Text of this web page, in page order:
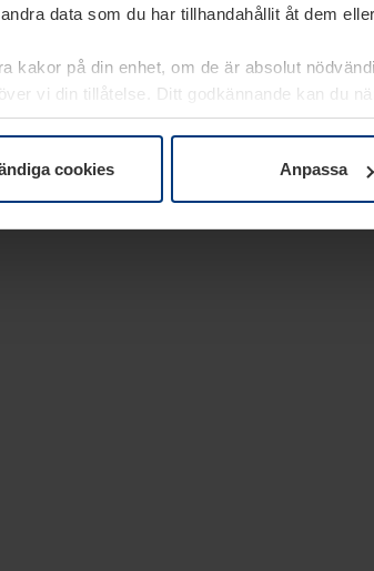
data som du har tillhandahållit åt dem
kakor på din enhet, om de är absolut
vi din tillåtelse. Ditt godkännande kan du
på vår webbplats.
cookies Anpassa